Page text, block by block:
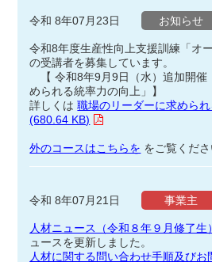
令和 8年07月23日 お知らせ
令和8年度生産性向上支援訓練「オ
の受講者を募集しています。
【 令和8年9月9日（水）追加開催
められる統率力の向上」】
詳しくは 職場のリーダーに求めら
(680.64 KB)
外のコースはこちらを をご覧くださ
令和 8年07月21日 事業主
人材ニュース（令和８年９月修了生
ュースを更新しました。
人材に関する問い合わせ手順及び